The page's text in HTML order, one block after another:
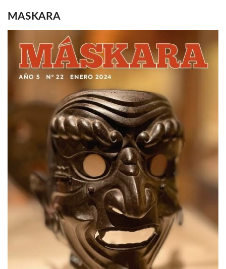
MASKARA